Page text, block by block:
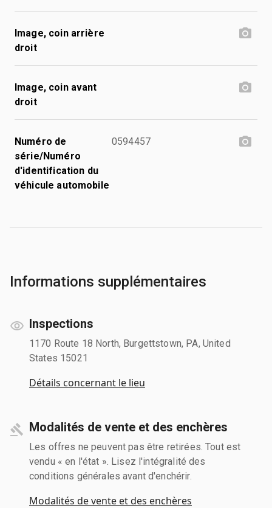
Image, coin arrière
droit
Image, coin avant
droit
Numéro de
série/Numéro
d'identification du
véhicule automobile
0594457
Informations supplémentaires
Inspections
1170 Route 18 North, Burgettstown, PA, United
States 15021
Détails concernant le lieu
Modalités de vente et des enchères
Les offres ne peuvent pas être retirées. Tout est
vendu « en l'état ». Lisez l'intégralité des
conditions générales avant d'enchérir.
Modalités de vente et des enchères